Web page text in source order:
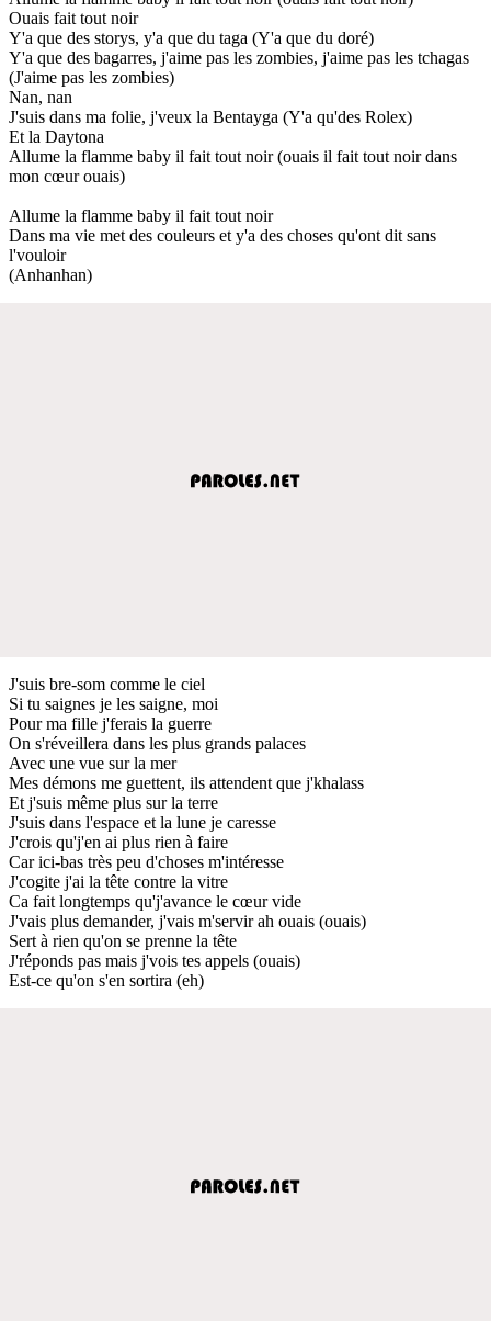
Ouais fait tout noir
Y'a que des storys, y'a que du taga (Y'a que du doré)
Y'a que des bagarres, j'aime pas les zombies, j'aime pas les tchagas
(J'aime pas les zombies)
Nan, nan
J'suis dans ma folie, j'veux la Bentayga (Y'a qu'des Rolex)
Et la Daytona
Allume la flamme baby il fait tout noir (ouais il fait tout noir dans
mon cœur ouais)
Allume la flamme baby il fait tout noir
Dans ma vie met des couleurs et y'a des choses qu'ont dit sans
l'vouloir
(Anhanhan)
J'suis bre-som comme le ciel
Si tu saignes je les saigne, moi
Pour ma fille j'ferais la guerre
On s'réveillera dans les plus grands palaces
Avec une vue sur la mer
Mes démons me guettent, ils attendent que j'khalass
Et j'suis même plus sur la terre
J'suis dans l'espace et la lune je caresse
J'crois qu'j'en ai plus rien à faire
Car ici-bas très peu d'choses m'intéresse
J'cogite j'ai la tête contre la vitre
Ca fait longtemps qu'j'avance le cœur vide
J'vais plus demander, j'vais m'servir ah ouais (ouais)
Sert à rien qu'on se prenne la tête
J'réponds pas mais j'vois tes appels (ouais)
Est-ce qu'on s'en sortira (eh)